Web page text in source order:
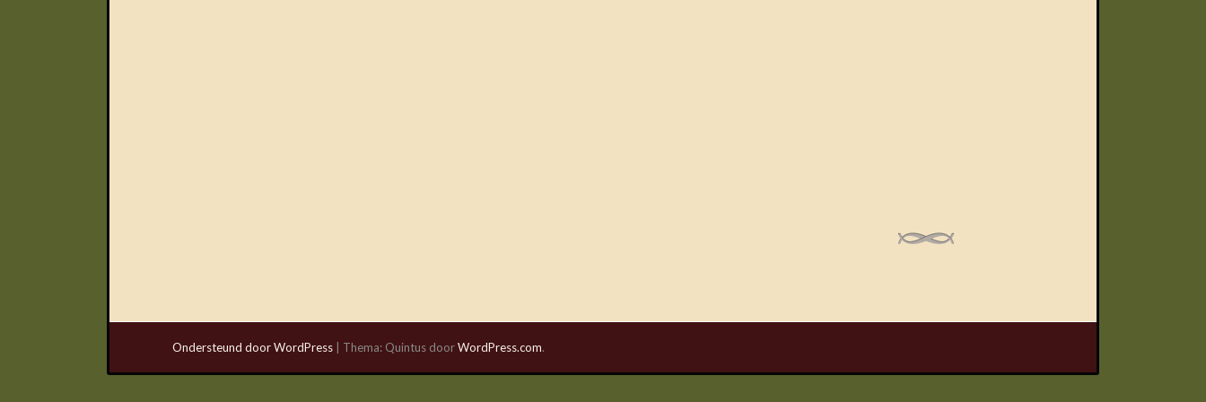
Ondersteund door WordPress Thema: Quintus doorWordPress.com.